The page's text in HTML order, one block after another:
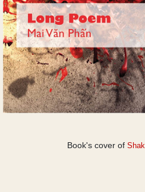
Book's cover of